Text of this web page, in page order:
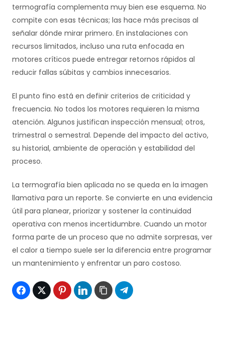
termografía complementa muy bien ese esquema. No
compite con esas técnicas; las hace más precisas al
señalar dónde mirar primero. En instalaciones con
recursos limitados, incluso una ruta enfocada en
motores críticos puede entregar retornos rápidos al
reducir fallas súbitas y cambios innecesarios.
El punto fino está en definir criterios de criticidad y
frecuencia. No todos los motores requieren la misma
atención. Algunos justifican inspección mensual; otros,
trimestral o semestral. Depende del impacto del activo,
su historial, ambiente de operación y estabilidad del
proceso.
La termografía bien aplicada no se queda en la imagen
llamativa para un reporte. Se convierte en una evidencia
útil para planear, priorizar y sostener la continuidad
operativa con menos incertidumbre. Cuando un motor
forma parte de un proceso que no admite sorpresas, ver
el calor a tiempo suele ser la diferencia entre programar
un mantenimiento y enfrentar un paro costoso.